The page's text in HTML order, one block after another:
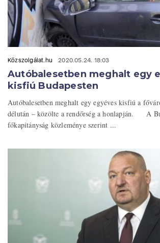
Közszolgálat.hu 2020.05.24. 18:03
Autóbalesetben meghalt egy
kisfiú Budapesten
Autóbalesetben meghalt egy egyéves kisfiú a
délután – közölte a rendőrség a honlapján. A
főkapitányság közleménye szerint ...